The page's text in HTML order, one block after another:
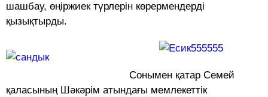
шашбау, өңіржиек түрлерін көрермендерді
қызықтырды.
Сонымен қатар Семей
қаласының Шәкәрім атындағы мемлекеттік